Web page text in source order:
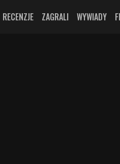
RECENZJE ZAGRALI WYWIADY